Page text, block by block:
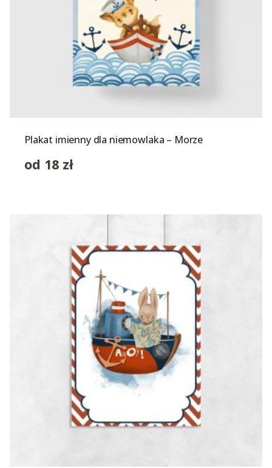
Plakat imienny dla niemowlaka – Morze
od 18 zł